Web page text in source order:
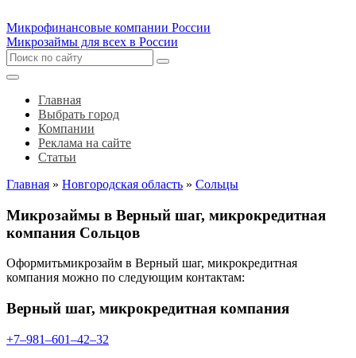
Микрофинансовые компании России
Микрозаймы для всех в России
Главная
Выбрать город
Компании
Реклама на сайте
Статьи
Главная » Новгородская область » Сольцы
Микрозаймы в Верный шаг, микрокредитная
компания Сольцов
Оформитьмикрозайм в Верный шаг, микрокредитная
компания можно по следующим контактам:
Верный шаг, микрокредитная компания
+7‒981‒601‒42‒32